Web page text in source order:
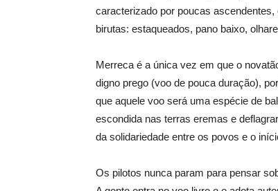
caracterizado por poucas
birutas: estaqueados, pano baixo,
Merreca é a única vez em que o
digno prego (voo de pouca duração),
que aquele voo será uma espécie de
escondida nas terras eremas e
da solidariedade entre os povos e o
Os pilotos nunca param para pensar